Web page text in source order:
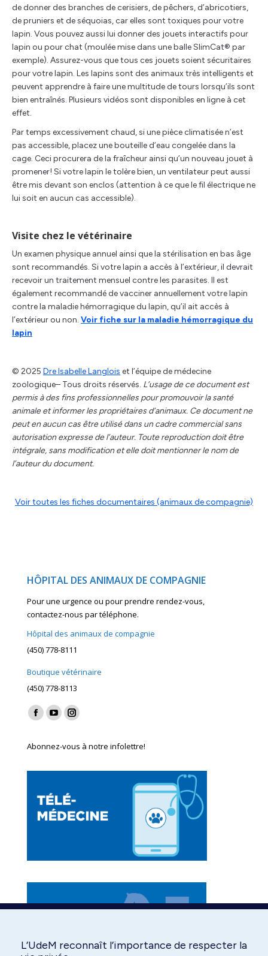
de donner des branches de cerisiers, de pêchers, d’abricotiers,
de pruniers et de séquoias, car elles sont toxiques pour votre
lapin. Vous pouvez aussi lui donner des jouets interactifs pour
lapin ou pour chat (moulée mise dans une balle SlimCat® par
exemple). Assurez-vous que tous ces jouets soient sécuritaires
pour votre lapin. Les lapins sont des animaux très intelligents et
peuvent apprendre à faire une multitude de tours lorsqu’ils sont
bien entraînés. Plusieurs vidéos sont disponibles en ligne à cet
effet.
Par temps excessivement chaud, si une pièce climatisée n’est
pas accessible, placez une bouteille d’eau congelée dans la
cage. Ceci procurera de la fraîcheur ainsi qu’un nouveau jouet à
promener! Si votre lapin le tolère bien, un ventilateur peut aussi
être mis devant son enclos (attention à ce que le fil électrique ne
lui soit en aucun cas accessible).
Visite chez le vétérinaire
Un examen physique annuel ainsi que la stérilisation en bas âge
sont recommandés. Si votre lapin a accès à l’extérieur, il devrait
recevoir un traitement mensuel contre les parasites. Il est
également recommandé de vacciner annuellement votre lapin
contre la maladie hémorragique du lapin, qu’il ait accès à
l’extérieur ou non. Voir fiche sur la maladie hémorragique du
lapin
© 2025 Dre Isabelle Langlois et l’équipe de médecine
zoologique– Tous droits réservés. L’usage de ce document est
permis à des fins professionnelles pour promouvoir la santé
animale et informer les propriétaires d’animaux. Ce document ne
peut en aucun cas être utilisé dans un cadre commercial sans
autorisation expresse de l’auteur. Toute reproduction doit être
intégrale, sans modification et elle doit mentionner le nom de
l’auteur du document.
Voir toutes les fiches documentaires (animaux de compagnie)
HÔPITAL DES ANIMAUX DE COMPAGNIE
Pour une urgence ou pour prendre rendez-vous,
contactez-nous par téléphone.
Hôpital des animaux de compagnie
(450) 778-8111
Boutique vétérinaire
(450) 778-8113
Find us on:
Facebook
opens
window
YouTube
opens
window
Instagram
opens
window
Abonnez-vous à notre infolettre!
L’UdeM reconnaît l’importance de respecter la